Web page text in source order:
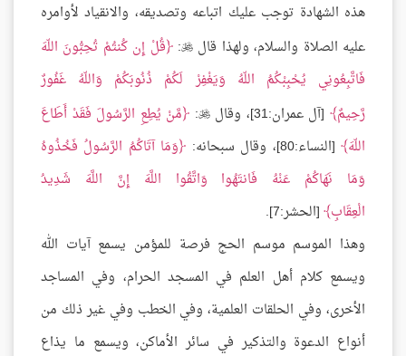
هذه الشهادة توجب عليك اتباعه وتصديقه، والانقياد لأوامره
عليه الصلاة والسلام، ولهذا قال 
: قُلْ إِن كُنتُمْ تُحِبُّونَ اللّهَ
فَاتَّبِعُونِي يُحْبِبْكُمُ اللّهُ وَيَغْفِرْ لَكُمْ ذُنُوبَكُمْ وَاللّهُ غَفُورٌ
رَّحِيمٌ [آل عمران:31]، وقال 
: مَّنْ يُطِعِ الرَّسُولَ فَقَدْ أَطَاعَ
اللّهَ [النساء:80]، وقال سبحانه:
وَمَا آتَاكُمُ الرَّسُولُ فَخُذُوهُ
وَمَا نَهَاكُمْ عَنْهُ فَانتَهُوا وَاتَّقُوا اللَّهَ إِنَّ اللَّهَ شَدِيدُ
الْعِقَابِ [الحشر:7].
وهذا الموسم موسم الحج فرصة للمؤمن يسمع آيات الله
ويسمع كلام أهل العلم في المسجد الحرام، وفي المساجد
الأخرى، وفي الحلقات العلمية، وفي الخطب وفي غير ذلك من
أنواع الدعوة والتذكير في سائر الأماكن، ويسمع ما يذاع